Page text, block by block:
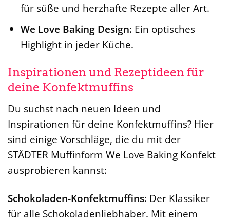
für süße und herzhafte Rezepte aller Art.
We Love Baking Design: Ein optisches
Highlight in jeder Küche.
Inspirationen und Rezeptideen für
deine Konfektmuffins
Du suchst nach neuen Ideen und
Inspirationen für deine Konfektmuffins? Hier
sind einige Vorschläge, die du mit der
STÄDTER Muffinform We Love Baking Konfekt
ausprobieren kannst:
Schokoladen-Konfektmuffins: Der Klassiker
für alle Schokoladenliebhaber. Mit einem